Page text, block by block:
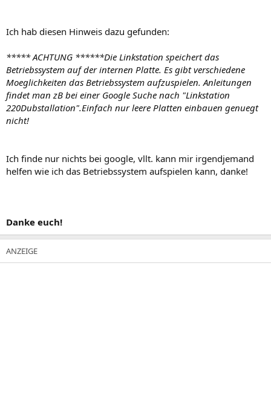
Ich hab diesen Hinweis dazu gefunden:
***** ACHTUNG ******Die Linkstation speichert das
Betriebssystem auf der internen Platte. Es gibt verschiedene
Moeglichkeiten das Betriebssystem aufzuspielen. Anleitungen
findet man zB bei einer Google Suche nach "Linkstation
220Dubstallation".Einfach nur leere Platten einbauen genuegt
nicht!
Ich finde nur nichts bei google, vllt. kann mir irgendjemand
helfen wie ich das Betriebssystem aufspielen kann, danke!
Danke euch!